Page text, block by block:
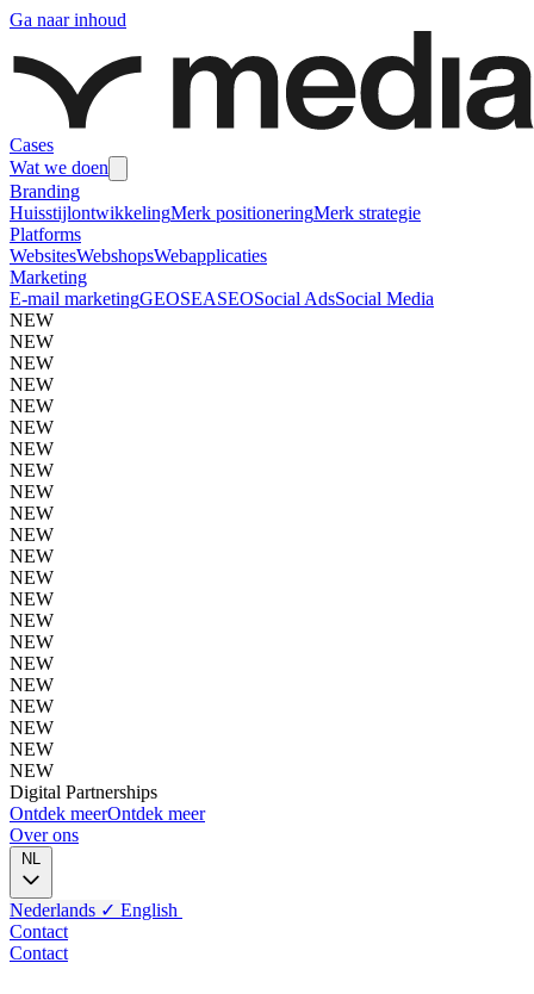
Ga naar inhoud
Cases
Wat we doen
Branding
HuisstijlontwikkelingMerk positioneringMerk strategie
Platforms
WebsitesWebshopsWebapplicaties
Marketing
E-mail marketingGEOSEASEOSocial AdsSocial Media
NEW
NEW
NEW
NEW
NEW
NEW
NEW
NEW
NEW
NEW
NEW
NEW
NEW
NEW
NEW
NEW
NEW
NEW
NEW
NEW
NEW
NEW
Digital Partnerships
Ontdek meerOntdek meer
Over ons
NL
Nederlands ✓ English
Contact
Contact